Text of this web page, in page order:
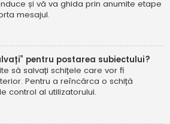
și vă va ghida prin anumite etape
mesajul.
pentru postarea subiectului?
să salvați schițele care vor fi
Pentru a reîncărca o schiță
control al utilizatorului.